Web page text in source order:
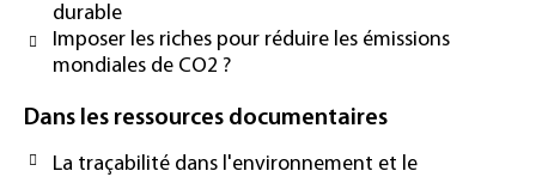
durable
Imposer les riches pour réduire les émissions
mondiales de CO2 ?
Dans les ressources documentaires
La traçabilité dans l'environnement et le